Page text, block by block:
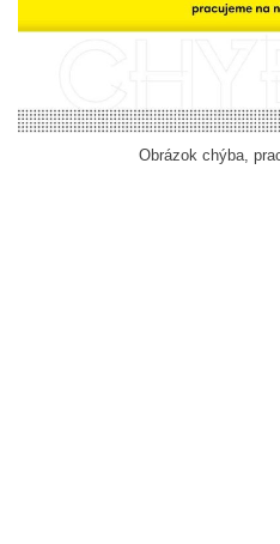
Obrázok chýba,